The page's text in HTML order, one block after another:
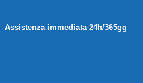
Assistenza immediata 24h/365gg